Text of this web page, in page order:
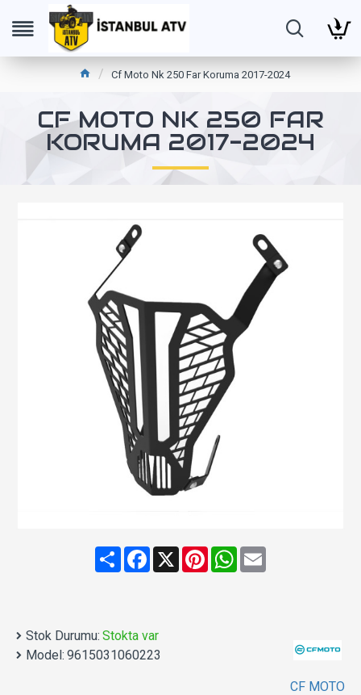
Cf Moto Nk 250 Far Koruma 2017-2024
CF MOTO NK 250 FAR
KORUMA 2017-2024
ShareFacebook
X PinterestWhatsApp
Email
Stok Durumu: Stokta var
Model: 9615031060223
CF MOTO